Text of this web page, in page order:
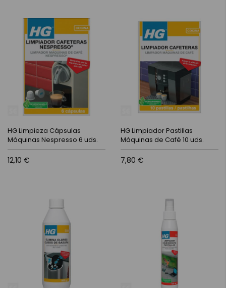
HG Limpieza Cápsulas
Máquinas Nespresso 6 uds.
12,10 €
HG Limpiador Pastillas
Máquinas de Café 10 uds.
7,80 €